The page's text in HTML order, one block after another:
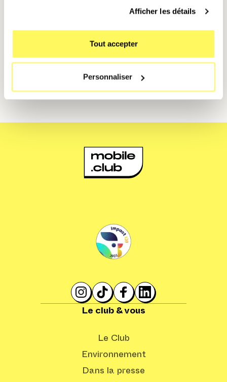
Afficher les détails
Tout accepter
Personnaliser
Prenez le contrôle total de votre iPhone 16 avec iOS
gardez un œil sur votre activité en toute simplicité. 📊
Le club & vous
Le Club
Environnement
Dans la presse